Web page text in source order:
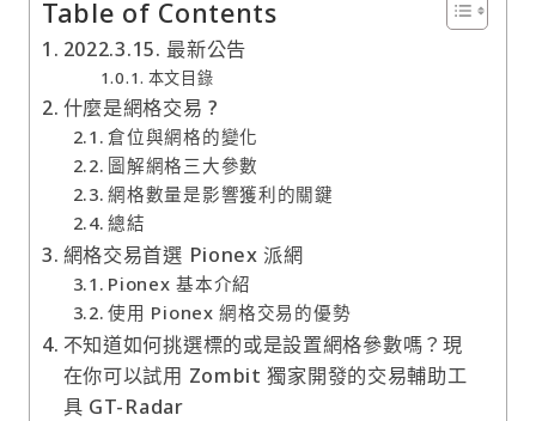
Table of Contents
2022.3.15. 最新公告
本文目錄
什麼是網格交易 ?
倉位與網格的變化
圖解網格三大參數
網格數量是影響獲利的關鍵
總結
網格交易首選 Pionex 派網
Pionex 基本介紹
使用 Pionex 網格交易的優勢
不知道如何挑選標的或是設置網格參數嗎？現
在你可以試用 Zombit 獨家開發的交易輔助工
具 GT-Radar